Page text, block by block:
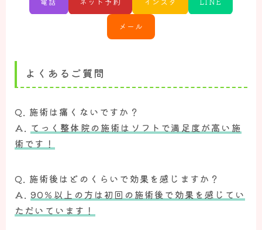
メール
よくあるご質問
Q. 施術は痛くないですか？
A.
てっく整体院の施術はソフトで満足度が高い施
術です！
Q. 施術後はどのくらいで効果を感じますか？
A. 90％以上の方は初回の施術後で効果を感じてい
ただいています！